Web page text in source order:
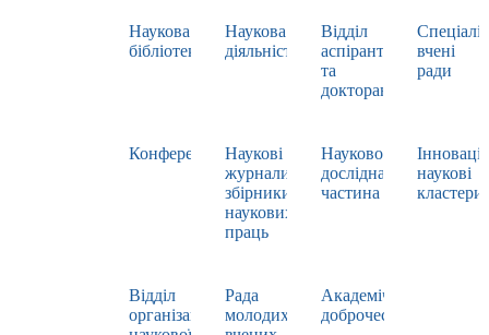
Наукова
бібліотека
Наукова
діяльність
Відділ
аспірантури
та
докторантури
вчені
ради
Конференції
Наукові
журнали,
збірники
наукових
праць
Науково-
дослідна
частина
наукові
кластери
Відділ
організації
Рада
молодих
Академічна
доброчесність